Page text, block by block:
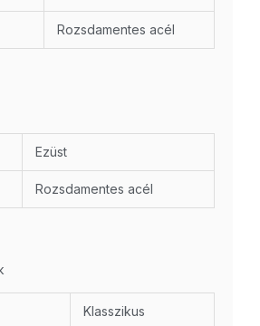
Rozsdamentes acél
Ezüst
Rozsdamentes acél
Klasszikus